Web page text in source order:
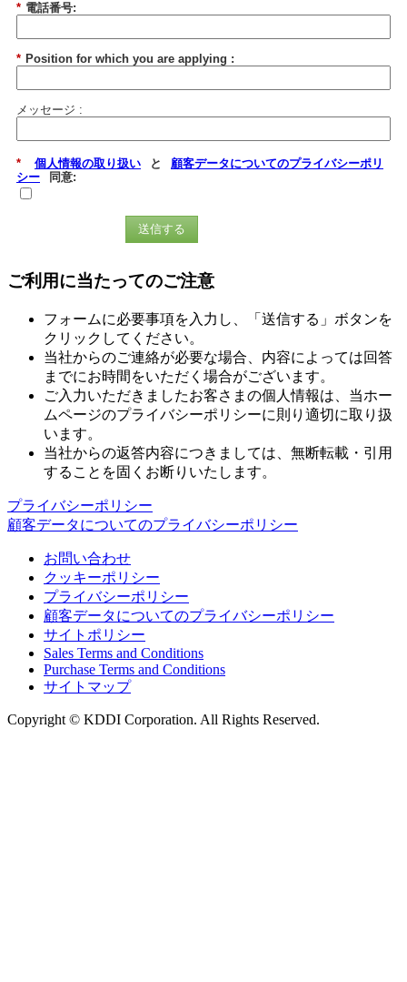
* 電話番号:
* Position for which you are applying :
メッセージ :
* 個人情報の取り扱い と
顧客データについてのプライバシーポリ
シー
同意:
送信する
ご利用に当たってのご注意
フォームに必要事項を入力し、「送信する」ボタンを
クリックしてください。
当社からのご連絡が必要な場合、内容によっては回答
までにお時間をいただく場合がございます。
ご入力いただきましたお客さまの個人情報は、当ホー
ムページのプライバシーポリシーに則り適切に取り扱
います。
当社からの返答内容につきましては、無断転載・引用
することを固くお断りいたします。
プライバシーポリシー
顧客データについてのプライバシーポリシー
お問い合わせ
クッキーポリシー
プライバシーポリシー
顧客データについてのプライバシーポリシー
サイトポリシー
Sales Terms and Conditions
Purchase Terms and Conditions
サイトマップ
Copyright © KDDI Corporation. All Rights Reserved.